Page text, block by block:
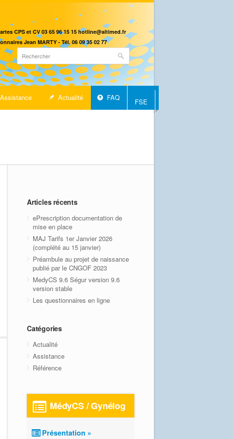
CPS et CV 03 65 96 15 15 hotline@altimed.fr
Jean MARTY - Tél. 06 09 35 02 77
Assistance Actualité FAQ FSE
Articles récents
ePrescription documentation de
mise en place
MAJ Tarifs 1er Janvier 2026
(complété au 15 janvier)
Préambule au projet de naissance
publié par le CNGOF 2023
MedyCS 9.6 Ségur version 9.6
version stable
Les questionnaires en ligne
Catégories
Actualité
Assistance
Référence
MédyCS / Gynélog
Présentation »